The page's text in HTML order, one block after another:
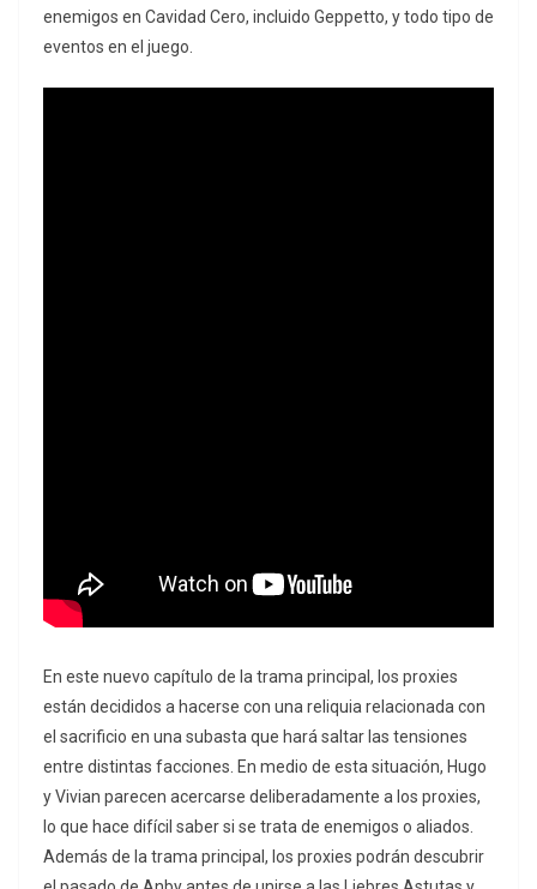
enemigos en Cavidad Cero, incluido Geppetto, y todo tipo de
eventos en el juego.
En este nuevo capítulo de la trama principal, los proxies
están decididos a hacerse con una reliquia relacionada con
el sacrificio en una subasta que hará saltar las tensiones
entre distintas facciones. En medio de esta situación, Hugo
y Vivian parecen acercarse deliberadamente a los proxies,
lo que hace difícil saber si se trata de enemigos o aliados.
Además de la trama principal, los proxies podrán descubrir